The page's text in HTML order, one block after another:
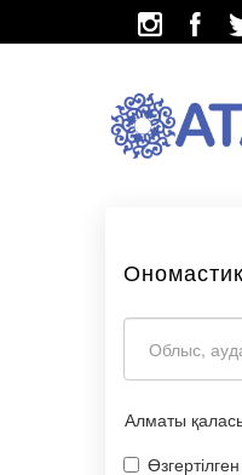
Алматы
Өзгертілген